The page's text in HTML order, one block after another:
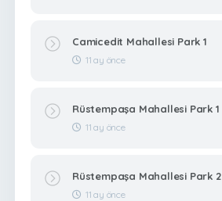
Camicedit Mahallesi Park 1
11 ay önce
Rüstempaşa Mahallesi Park 1
11 ay önce
Rüstempaşa Mahallesi Park 2
11 ay önce